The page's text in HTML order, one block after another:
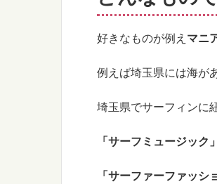
好きなものが例え マニ
例えば埼玉県には海が
埼玉県でサーフィンに
「サーフミュージック」
「サーファーファッシ